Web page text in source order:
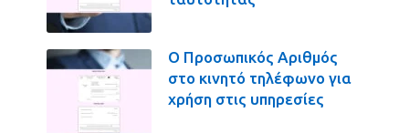
Ο Προσωπικός Αριθμός
στο κινητό τηλέφωνο για
χρήση στις υπηρεσίες